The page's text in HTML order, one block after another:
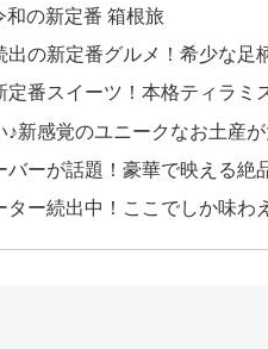
の新定番 箱根旅
出の新定番グルメ！希少な足
定番スイーツ！本格ティラミ
♪新感覚のユニークなお土産
バーが話題！豪華で映える絶
ター続出中！ここでしか味わ